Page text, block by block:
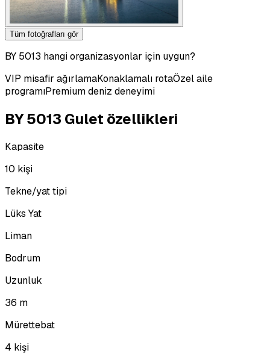
Tüm fotoğrafları gör
BY 5013 hangi organizasyonlar için uygun?
VIP misafir ağırlamaKonaklamalı rotaÖzel aile
programıPremium deniz deneyimi
BY 5013 Gulet özellikleri
Kapasite
10 kişi
Tekne/yat tipi
Lüks Yat
Liman
Bodrum
Uzunluk
36 m
Mürettebat
4 kişi